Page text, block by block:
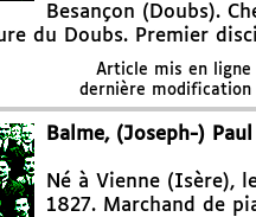
Besançon (Doubs).
du Doubs. Premier
Article mis en ligne
dernière modification
Balme, (Joseph-) Paul
Né à Vienne (Isère),
1827. Marchand de